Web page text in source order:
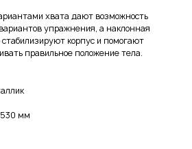
хвата дают возможность
упражнения, а наклонная
корпус и помогают
правильное положение тела.
мм